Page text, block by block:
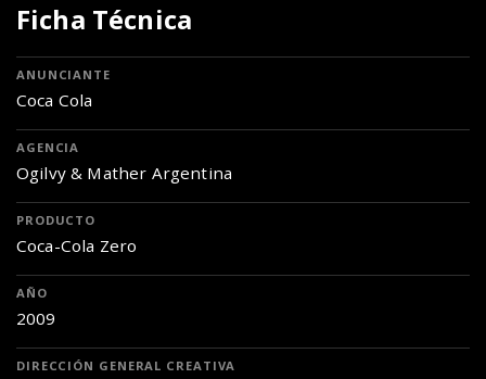
Ficha Técnica
ANUNCIANTE
Coca Cola
AGENCIA
Ogilvy & Mather Argentina
PRODUCTO
Coca-Cola Zero
AÑO
2009
DIRECCIÓN GENERAL CREATIVA